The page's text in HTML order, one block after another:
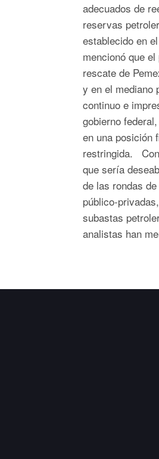
adecuados de
reservas
establecido en
mencionó que
rescate de
y en el mediano
continuo e
gobierno
en una posición
restringida.
que sería
de las rondas
público-
subastas
analistas han